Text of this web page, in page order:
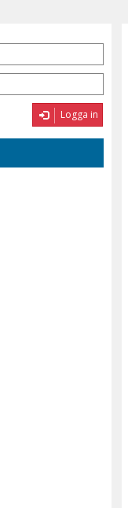
Logga in